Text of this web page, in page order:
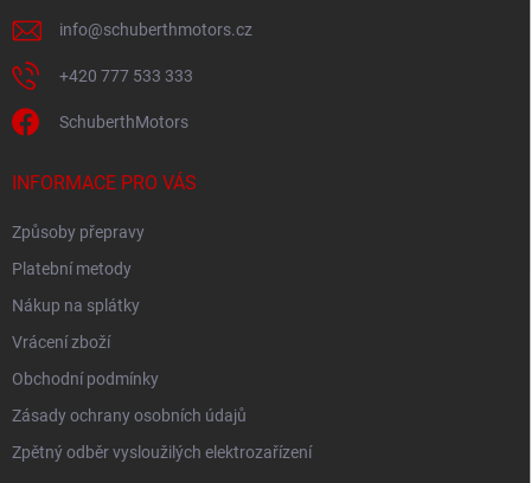
info@schuberthmotors.cz
+420 777 533 333
SchuberthMotors
INFORMACE PRO VÁS
Způsoby přepravy
Platební metody
Nákup na splátky
Vrácení zboží
Obchodní podmínky
Zásady ochrany osobních údajů
Zpětný odběr vysloužilých elektrozařízení